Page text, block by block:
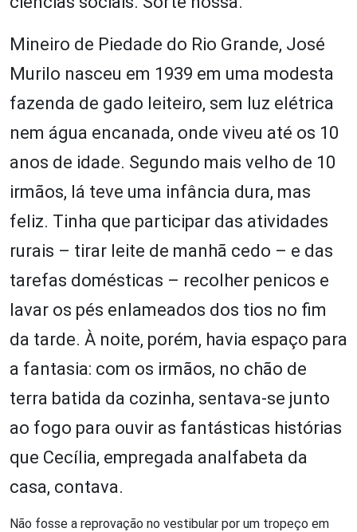
Mineiro de Piedade do Rio Grande, José
Murilo nasceu em 1939 em uma modesta
fazenda de gado leiteiro, sem luz elétrica
nem água encanada, onde viveu até os 10
anos de idade. Segundo mais velho de 10
irmãos, lá teve uma infância dura, mas
feliz. Tinha que participar das atividades
rurais – tirar leite de manhã cedo – e das
tarefas domésticas – recolher penicos e
lavar os pés enlameados dos tios no fim
da tarde. À noite, porém, havia espaço para
a fantasia: com os irmãos, no chão de
terra batida da cozinha, sentava-se junto
ao fogo para ouvir as fantásticas histórias
que Cecília, empregada analfabeta da
casa, contava.
Não fosse a reprovação no vestibular por um tropeço em